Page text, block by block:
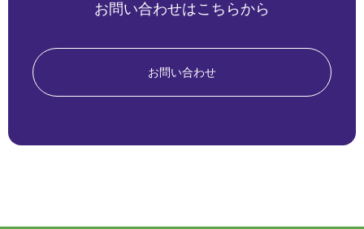
お問い合わせはこちらから
お問い合わせ